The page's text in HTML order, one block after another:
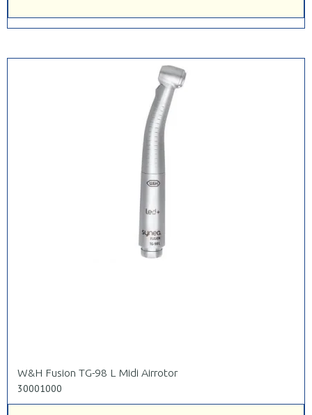
W&H Fusion TG-98 L Midi Airrotor
30001000